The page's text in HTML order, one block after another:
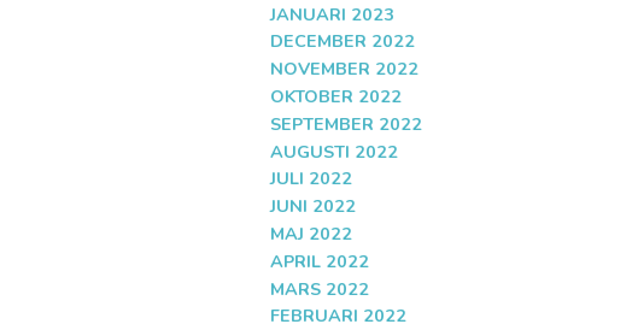
JANUARI 2023
DECEMBER 2022
NOVEMBER 2022
OKTOBER 2022
SEPTEMBER 2022
AUGUSTI 2022
JULI 2022
JUNI 2022
MAJ 2022
APRIL 2022
MARS 2022
FEBRUARI 2022